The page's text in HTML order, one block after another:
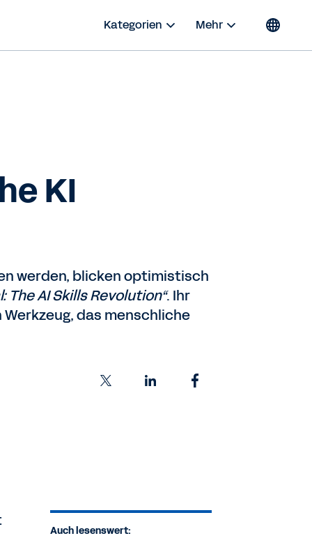
Kategorien Mehr
KI
werden, blicken optimistisch
The AI Skills Revolution“. Ihr
das menschliche
Auch lesenswert: